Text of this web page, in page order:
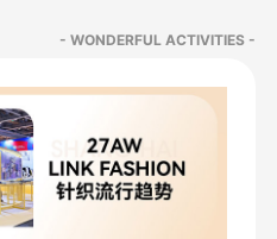
- WONDERFUL ACTIVITIES -